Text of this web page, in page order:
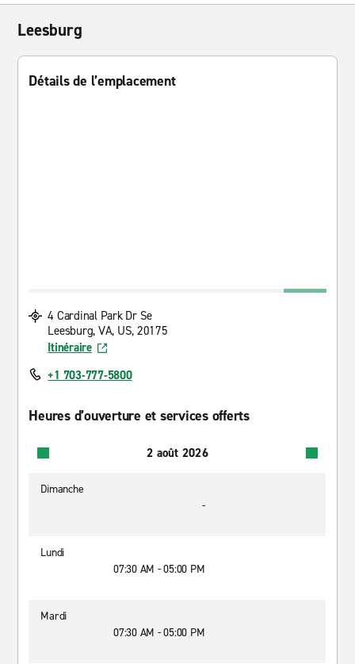
Leesburg
Détails de l’emplacement
4 Cardinal Park Dr Se
Leesburg, VA, US, 20175
Itinéraire
+1 703-777-5800
Heures d’ouverture et services offerts
2 août 2026
Dimanche
-
Lundi
07:30 AM - 05:00 PM
Mardi
07:30 AM - 05:00 PM